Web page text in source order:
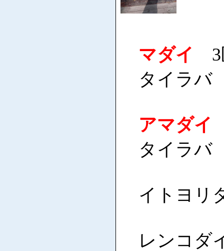
マダイ
3
タイラバ
アマダイ
タイラバ
イトヨリ
レンコダ